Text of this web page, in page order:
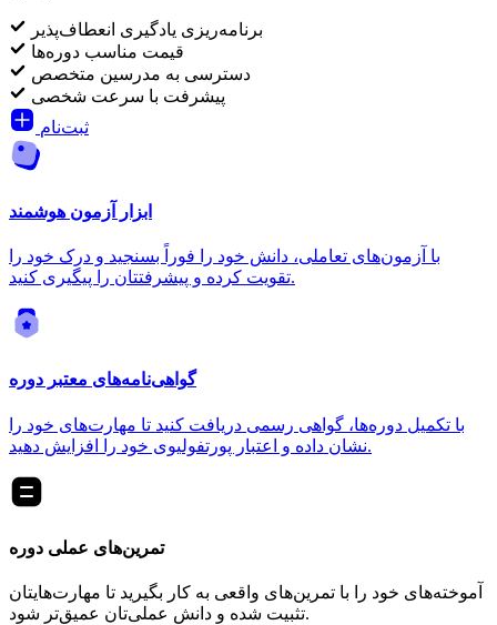
برنامه‌ریزی یادگیری انعطاف‌پذیر
قیمت مناسب دوره‌ها
دسترسی به مدرسین متخصص
پیشرفت با سرعت شخصی
ثبت‌نام
ابزار آزمون هوشمند
با آزمون‌های تعاملی، دانش خود را فوراً بسنجید و درک خود را
تقویت کرده و پیشرفتتان را پیگیری کنید.
گواهی‌نامه‌های معتبر دوره
با تکمیل دوره‌ها، گواهی رسمی دریافت کنید تا مهارت‌های خود را
نشان داده و اعتبار پورتفولیوی خود را افزایش دهید.
تمرین‌های عملی دوره
آموخته‌های خود را با تمرین‌های واقعی به کار بگیرید تا مهارت‌هایتان
تثبیت شده و دانش عملی‌تان عمیق‌تر شود.